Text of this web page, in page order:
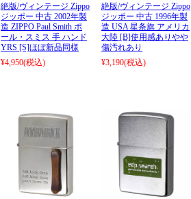
絶版/ヴィンテージ Zippo
ジッポー 中古 2002年製
造 ZIPPO Paul Smith ポ
ール・スミス 手 ハンド
YRS [S]ほぼ新品同様
¥4,950(税込)
絶版/ヴィンテージ Zippo
ジッポー 中古 1996年製
造 USA 星条旗 アメリカ
大陸 [B]使用感ありやや
傷汚れあり
¥3,190(税込)